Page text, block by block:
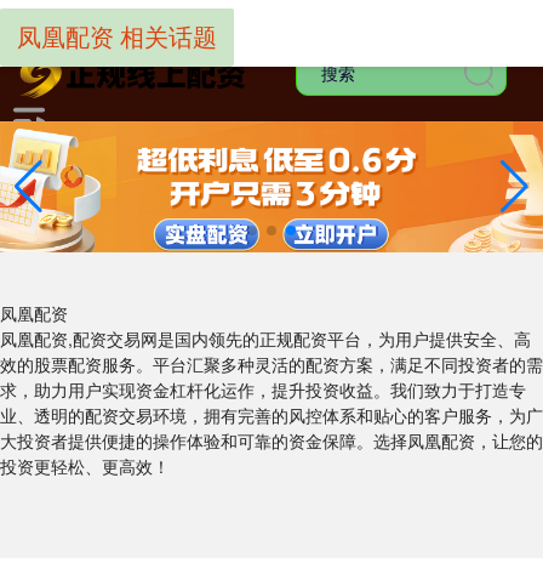
-->
凤凰配资
凤凰配资,配资交易网是国内领先的正规配资平台，为用户提供安全、高
效的股票配资服务。平台汇聚多种灵活的配资方案，满足不同投资者的需
求，助力用户实现资金杠杆化运作，提升投资收益。我们致力于打造专
业、透明的配资交易环境，拥有完善的风控体系和贴心的客户服务，为广
大投资者提供便捷的操作体验和可靠的资金保障。选择凤凰配资，让您的
投资更轻松、更高效！
凤凰配资 相关话题